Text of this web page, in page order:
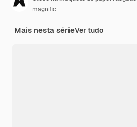
magnific
Mais nesta sérieVer tudo